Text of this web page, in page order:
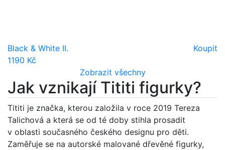
Black & White II.
1190 Kč
Koupit
Zobrazit všechny
Jak vznikají Tititi figurky?
Tititi je značka, kterou založila v roce 2019 Tereza
Talichová a která se od té doby stihla prosadit
v oblasti současného českého designu pro děti.
Zaměřuje se na autorské malované dřevěné figurky,